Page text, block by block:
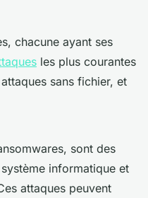
chacune ayant ses
les plus courantes
sans fichier, et
sont des
informatique et
attaques peuvent